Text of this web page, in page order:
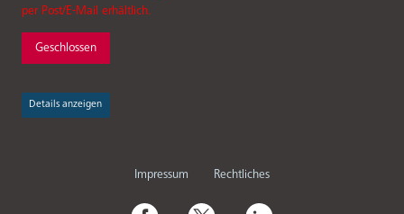
per Post/E-Mail erhältlich.
Geschlossen
Details anzeigen
Impressum Rechtliches